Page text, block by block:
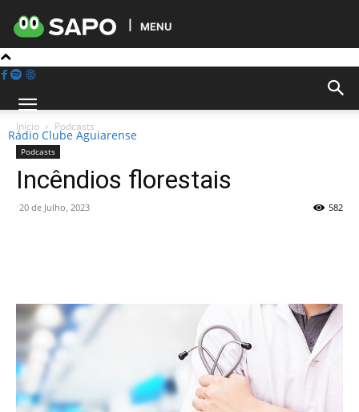
MENU
Rádio Clube Aguiarense
Início Podcasts
Podcasts
Incêndios florestais
20 de Julho, 2023 582